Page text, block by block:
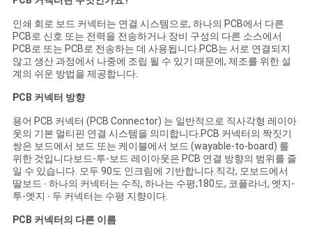
트
맵
PRIVACY
POLICY
인쇄 회로 보드 커넥터는 연결 시스템으로, 하나의 PCB에서 다른
PCB로 신호 또는 전력을 전송하거나 장비 구성의 다른 소스에서
PCB로 또는 PCB로 전송하는 데 사용됩니다.PCB는 서로 연결되지
않고 생산 과정에서 나중에 조립 될 수 있기 때문에, 제조를 위한 설
계의 쉬운 방법을 제공합니다.
PCB 커넥터 방향
용어 PCB 커넥터 (PCB Connector) 는 일반적으로 직사각형 레이아
웃의 기본 멀티핀 연결 시스템을 의미합니다.PCB 커넥터의 짝짓기
쌍은 보드에서 보드 또는 케이블에서 보드 (wayable-to-board) 를
위한 것입니다보드-투-보드 레이아웃은 PCB 연결 방향의 범위를 줄
일 수 있습니다. 모두 90도 인크림에 기반합니다.직각, 모보드에서
딸보드 ∙ 하나의 커넥터는 수직, 하나는 수평;180도, 코플라너, 엣지-
투-엣지 ∙ 두 커넥터는 수평 지향이다.
PCB 커넥터의 다른 이름